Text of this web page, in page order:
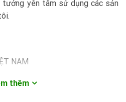
tưởng yên tâm sử dụng các sản
NAM
thêm